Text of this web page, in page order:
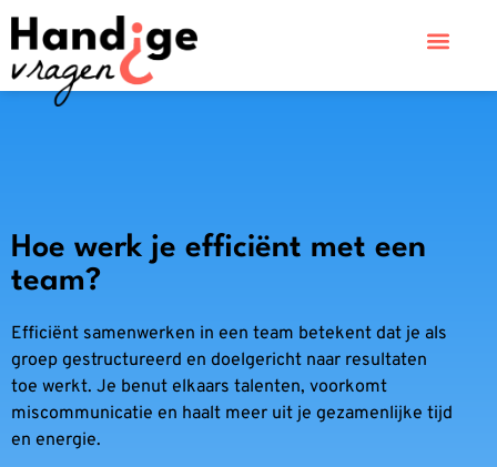
Hoe werk je efficiënt met een
team?
Efficiënt samenwerken in een team betekent dat je als
groep gestructureerd en doelgericht naar resultaten
toe werkt. Je benut elkaars talenten, voorkomt
miscommunicatie en haalt meer uit je gezamenlijke tijd
en energie.